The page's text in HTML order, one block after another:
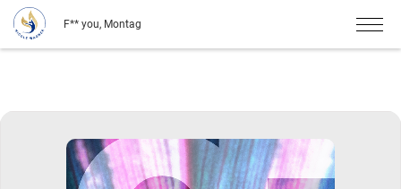
F** you, Montag